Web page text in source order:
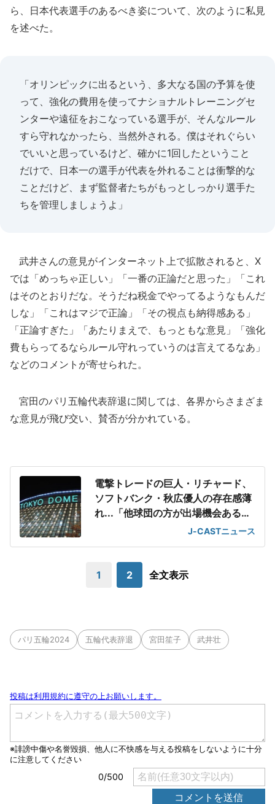
ら、日本代表選手のあるべき姿について、次のように私見
を述べた。
「オリンピックに出るという、多大なる国の予算を使
って、強化の費用を使ってナショナルトレーニングセ
ンターや遠征をおこなっている選手が、そんなルール
すら守れなかったら、当然外される。僕はそれぐらい
でいいと思っているけど、確かに1回したということ
だけで、日本一の選手が代表を外れることは衝撃的な
ことだけど、まず監督者たちがもっとしっかり選手た
ちを管理しましょうよ」
武井さんの意見がインターネット上で拡散されると、X
では「めっちゃ正しい」「一番の正論だと思った」「これ
はそのとおりだな。そうだね税金でやってるようなもんだ
しな」「これはマジで正論」「その視点も納得感ある」
「正論すぎた」「あたりまえで、もっともな意見」「強化
費もらってるならルール守れっていうのは言えてるなあ」
などのコメントが寄せられた。
宮田のパリ五輪代表辞退に関しては、各界からさまざま
な意見が飛び交い、賛否が分かれている。
電撃トレードの巨人・リチャード、
ソフトバンク・秋広優人の存在感薄
れ...「他球団の方が出場機会ある」
J-CASTニュース
1 2 全文表示
パリ五輪2024 五輪代表辞退 宮田笙子 武井壮